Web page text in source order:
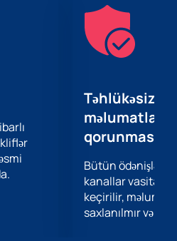
hər yerindən ən yaxşı
nümayiş etdirmək və qalib
Dünya Kuboku 2024-də iştirak
uyğun vaxt və məkanı
vasitəsilə biletlərin
və təhlükəsizliyinə zəmanət
və sevimli
fürsətini qaçırmayın. ISSF
2024-ə biletləri elə indi alın!
Təhlükəsiz
məlumatların
qorunması
Bütün ödənişlər
kanallar
keçirilir,
saxlanılmır və